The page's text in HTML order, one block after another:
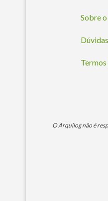
Sobre
O Arquilog não é